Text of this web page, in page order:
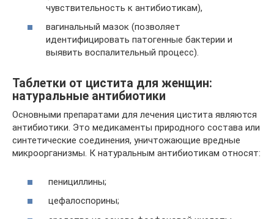
чувствительность к антибиотикам),
вагинальный мазок (позволяет
идентифицировать патогенные бактерии и
выявить воспалительный процесс).
Таблетки от цистита для женщин:
натуральные антибиотики
Основными препаратами для лечения цистита являются
антибиотики. Это медикаменты природного состава или
синтетические соединения, уничтожающие вредные
микроорганизмы. К натуральным антибиотикам относят:
пенициллины;
цефалоспорины;